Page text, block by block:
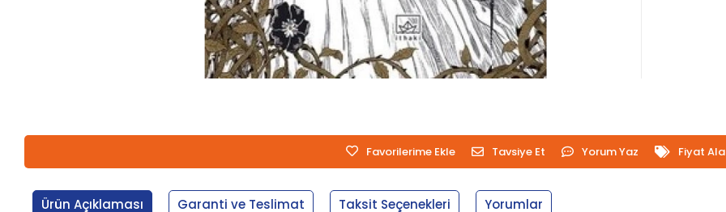
Favorilerime Ekle Tavsiye Et Yorum Yaz Fiyat
Ürün Açıklaması Garanti ve Teslimat Taksit Seçenekleri Yorumlar